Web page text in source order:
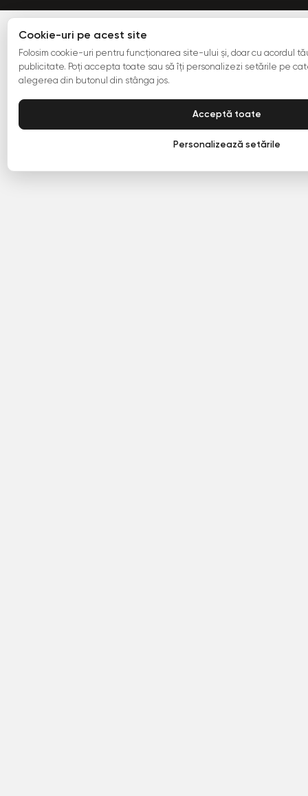
Cookie-uri pe acest site
Folosim cookie-uri pentru funcționarea site-ului și, doar cu acordul
publicitate. Poți accepta toate sau să îți personalizezi setările pe
alegerea din butonul din stânga jos.
Acceptă toate
Personalizează setările